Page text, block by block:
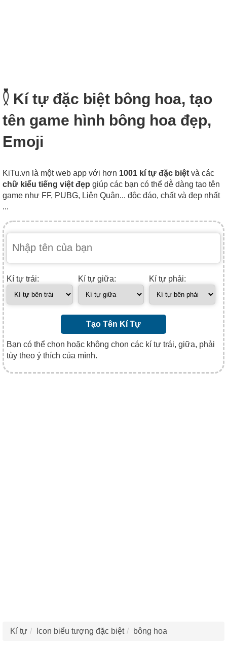
𓇟 Kí tự đặc biệt bông hoa, tạo
tên game hình bông hoa đẹp,
Emoji
KiTu.vn là một web app với hơn 1001 kí tự đặc biệt và các
chữ kiểu tiếng việt đẹp giúp các bạn có thể dễ dàng tạo tên
game như FF, PUBG, Liên Quân... độc đáo, chất và đẹp nhất
...
Kí tự trái: Kí tự giữa: Kí tự phải:
Tạo Tên Kí Tự
Bạn có thể chọn hoặc không chọn các kí tự trái, giữa, phải
tùy theo ý thích của mình.
Kí tự Icon biểu tượng đặc biệt bông hoa